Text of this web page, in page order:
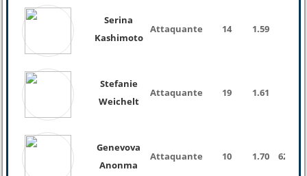
Serina
Kashimoto
Attaquante 14 1.59
Stefanie
Weichelt
Attaquante 19 1.61
Genevova
Anonma
Attaquante 10 1.70 62 Kg